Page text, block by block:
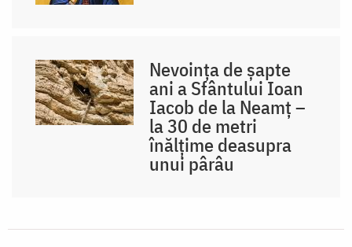
Nevoința de șapte
ani a Sfântului Ioan
Iacob de la Neamț –
la 30 de metri
înălțime deasupra
unui pârâu